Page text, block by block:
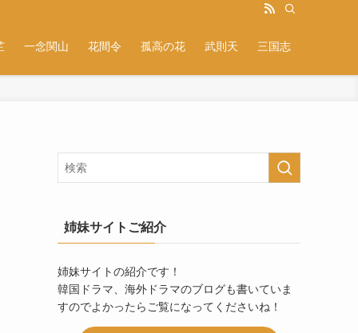
一念関山 花間令 孤高の花 武則天 三国志
姉妹サイトご紹介
姉妹サイトの紹介です！
韓国ドラマ、海外ドラマのブログも書いていま
すのでよかったらご覧になってくださいね！